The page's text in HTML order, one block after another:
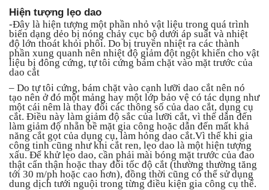
Hiện tượng lẹo dao
-Đây là hiện tượng một phần nhỏ vật liệu trong quá trình
biến dạng dẻo bị nóng chảy cục bộ dưới áp suất và nhiệt
độ lớn thoát khỏi phôi. Do bị truyền nhiệt ra các thành
phần xung quanh nên nhiệt độ giảm đột ngột khiến cho vật
liệu bị đông cứng, tự tôi cứng bám chặt vào mặt trước của
dao cắt
– Do tự tôi cứng, bám chặt vào cạnh lưỡi dao cắt nên nó
tạo nên ở đó một mảng hay một lớp bảo vệ có tác dụng như
một cái nêm là thay đổi các thông số của dao cắt, dụng cụ
cắt. Điều này làm giảm độ sắc của lưỡi cắt, vì thế dẫn đến
làm giảm độ nhẵn bề mặt gia công hoặc dẫn đến mất khả
năng cắt gọt của dụng cụ, làm hỏng dao cắt.Vì thế khi gia
công tinh cũng như khi cắt ren, lẹo dao là một hiện tượng
xấu. Để khử lẹo dao, cần phải mài bóng mặt trước của đao
thật cẩn thận hoặc thay đổi tốc độ cắt (thường thường tăng
tới 30 m/ph hoặc cao hơn), đồng thời cũng có thể sử dụng
dung dịch tưới nguội trong từng điều kiện gia công cụ thể.